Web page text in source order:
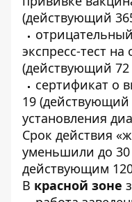
(действующий
экспресс-тест
(действующий 72
сертификат о
19 (действующий
установления
Срок действия
уменьшили до
действующим
В красной зоне